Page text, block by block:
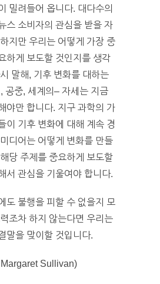
밀려들어 옵니다. 대다수의
스 소비자의 관심을 받을 자
지만 우리는 어떻게 가장 중
하게 보도할 것인지를 생각
말해, 기후 변화를 대하는
공중, 세계의– 자세는 지금
야만 합니다. 지구 과학의 가
이 기후 변화에 대해 계속 경
디어는 어떻게 변화를 만들
당 주제를 중요하게 보도할
서 관심을 기울여야 합니다.
도 불행을 피할 수 없을지 모
조차 하지 않는다면 우리는
말을 맞이할 것입니다.
Margaret Sullivan)